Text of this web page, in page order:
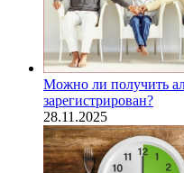
Можно ли получить
зарегистрирован?
28.11.2025